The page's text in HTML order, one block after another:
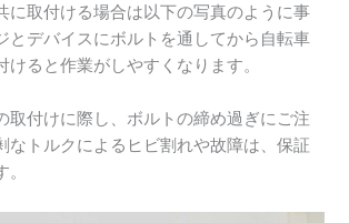
に取付ける場合は以下の写真のように事
とデバイスにボルトを通してから自転車
けると作業がしやすくなります。
取付けに際し、ボルトの締め過ぎにご注
なトルクによるヒビ割れや故障は、保証